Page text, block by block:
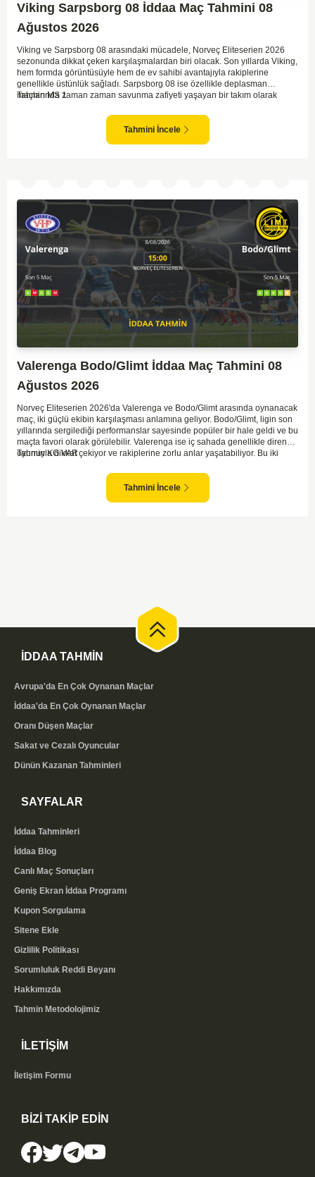
Viking Sarpsborg 08 İddaa Maç Tahmini 08
Ağustos 2026
Viking ve Sarpsborg 08 arasındaki mücadele, Norveç Eliteserien 2026
sezonunda dikkat çeken karşılaşmalardan biri olacak. Son yıllarda Viking,
hem formda görüntüsüyle hem de ev sahibi avantajıyla rakiplerine
genellikle üstünlük sağladı. Sarpsborg 08 ise özellikle deplasman
maçlarında zaman zaman savunma zafiyeti yaşayan bir takım olarak
yapıyor. Sarpsborg'un ise sürpriz yapabilme potansiyeli olsa da,
genellikle güçlü rakipler karşısında tutunmakta zorlandıkları biliniyor. Bu
doğrultuda, Viking'in galibiyete yakın olabileceği bir maç beklenebilir.
Tahmin MS 1
Tahmini İncele
Valerenga Bodo/Glimt İddaa Maç Tahmini 08
Ağustos 2026
Norveç Eliteserien 2026'da Valerenga ve Bodo/Glimt arasında oynanacak
maç, iki güçlü ekibin karşılaşması anlamına geliyor. Bodo/Glimt, ligin son
yıllarında sergilediği performanslar sayesinde popüler bir hale geldi ve bu
maçta favori olarak görülebilir. Valerenga ise iç sahada genellikle dirençli
oyunuyla dikkat çekiyor ve rakiplerine zorlu anlar yaşatabiliyor. Bu iki
karşılaşmalara tanık olabiliyoruz. Taraftar desteğini arkasına alarak
sahasında etkili performans sergileyen Valerenga, Bodo/Glimt karşısında
gol bulmakta zorlanmayabilir. Aynı şekilde, Bodo/Glimt'in de hücum gücü
Tahmin KG VAR
Tahmini İncele
İDDAA TAHMİN
Avrupa'da En Çok Oynanan Maçlar
İddaa'da En Çok Oynanan Maçlar
Oranı Düşen Maçlar
Sakat ve Cezalı Oyuncular
Dünün Kazanan Tahminleri
SAYFALAR
İddaa Tahminleri
İddaa Blog
Canlı Maç Sonuçları
Geniş Ekran İddaa Programı
Kupon Sorgulama
Sitene Ekle
Gizlilik Politikası
Sorumluluk Reddi Beyanı
Hakkımızda
Tahmin Metodolojimiz
İLETİŞİM
İletişim Formu
BİZİ TAKİP EDİN